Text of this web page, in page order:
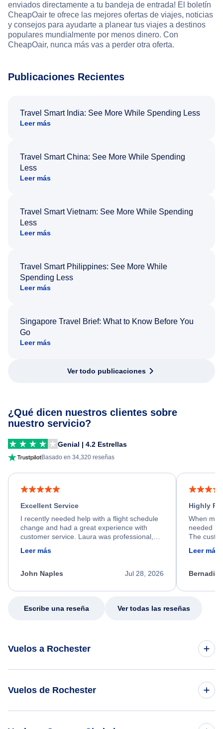
enviados directamente a tu bandeja de entrada! El boletín
CheapOair te ofrece las mejores ofertas de viajes, noticias
y consejos para ayudarte a planear tus viajes a destinos
populares mundialmente por menos dinero. Con
CheapOair, nunca más vas a perder otra oferta.
Publicaciones Recientes
Travel Smart India: See More While Spending Less
Leer más
Travel Smart China: See More While Spending
Less
Leer más
Travel Smart Vietnam: See More While Spending
Less
Leer más
Travel Smart Philippines: See More While
Spending Less
Leer más
Singapore Travel Brief: What to Know Before You
Go
Leer más
Ver todo publicaciones
¿Qué dicen nuestros clientes sobre
nuestro servicio?
Genial | 4.2 Estrellas
Basado en 34,320 reseñas
Excellent Service
I recently needed help with a flight schedule
change and had a great experience with
customer service. Laura was professional,
friendly, and very helpful throughout the
process. She quickly found a solution and
appreciate her excellent service.
Leer más
Jul 28, 2026
John Naples
Highly
When my
needed
The
calm,
my issue.
Leer más
Escribe una reseña Ver todas las reseñas
Vuelos a Rochester
Vuelos de Rochester